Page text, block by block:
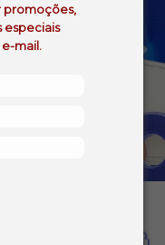
promoções,
especiais
mail.